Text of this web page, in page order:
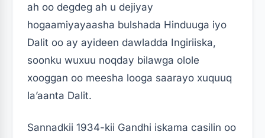
ah oo degdeg ah u dejiyay
hogaamiyayaasha bulshada Hinduuga iyo
Dalit oo ay ayideen dawladda Ingiriiska,
soonku wuxuu noqday bilawga olole
xooggan oo meesha looga saarayo xuquuq
la’aanta Dalit.
Sannadkii 1934-kii Gandhi iskama casilin oo